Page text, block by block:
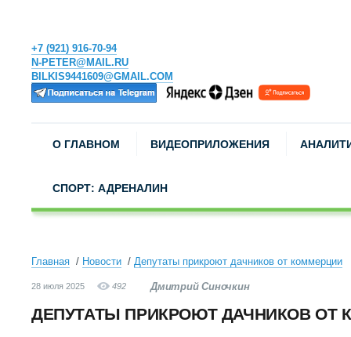
+7 (921) 916-70-94
N-PETER@MAIL.RU
BILKIS9441609@GMAIL.COM
О ГЛАВНОМ ВИДЕОПРИЛОЖЕНИЯ
СПОРТ: АДРЕНАЛИН
Главная Новости Депутаты прикроют дачников от коммерции
28 июля 2025 492 Дмитрий Синочкин
ДЕПУТАТЫ ПРИКРОЮТ ДАЧНИКОВ ОТ